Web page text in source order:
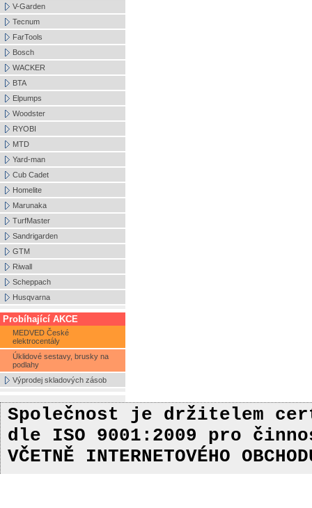
V-Garden
Tecnum
FarTools
Bosch
WACKER
BTA
Elpumps
Woodster
RYOBI
MTD
Yard-man
Cub Cadet
Homelite
Marunaka
TurfMaster
Sandrigarden
GTM
Riwall
Scheppach
Husqvarna
Probíhající AKCE
MEDVED České
elektrocentály
Úklidové sestavy, brusky na
podlahy
Výprodej skladových zásob
Společnost je držitelem
dle ISO 9001:2009 pro
VČETNĚ INTERNETOVÉHO